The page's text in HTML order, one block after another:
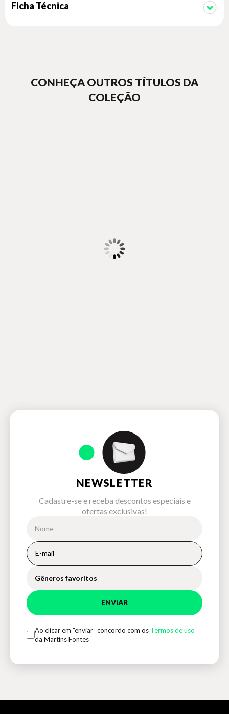
Ficha Técnica
CONHEÇA OUTROS TÍTULOS DA
COLEÇÃO
NEWSLETTER
Cadastre-se e receba descontos especiais e
ofertas exclusivas!
Gêneros favoritos
ENVIAR
Ao clicar em “enviar” concordo com os Termos de uso
da Martins Fontes